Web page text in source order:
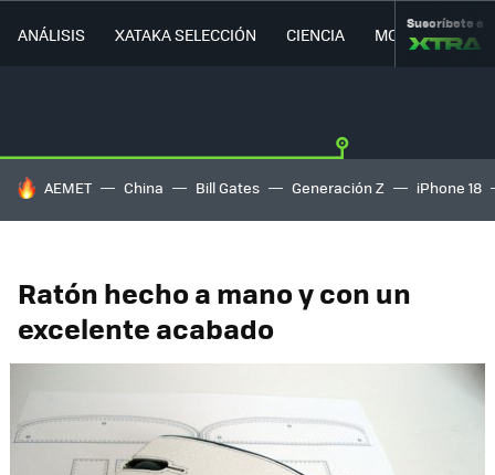
ANÁLISIS XATAKA SELECCIÓN CIENCIA MOVILIDAD
Suscríbete a
HOY SE HABLA DE
AEMET China Bill Gates Generación Z iPhone 18
Ratón hecho a mano y con un
excelente acabado